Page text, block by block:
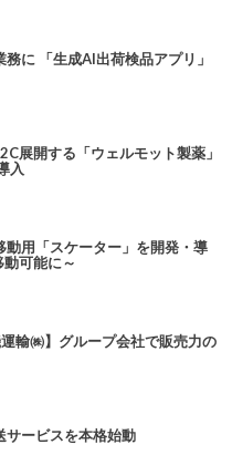
に 「生成AI出荷検品アプリ」
展開する「ウェルモット製薬」
入
用「スケーター」を開発・導
可能に～
輸㈱】グループ会社で販売力の
サービスを本格始動